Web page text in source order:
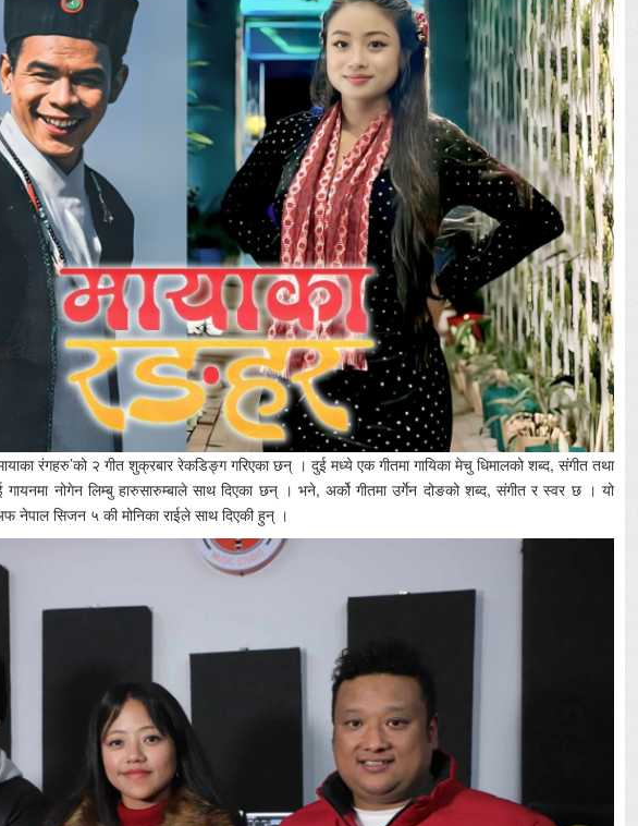
रंगहरु’को २ गीत शुक्रबार रेकडिङ्ग गरिएका छन् । दुई मध्ये एक गीतमा गायिका मेचु धिमालको शब्द, संगीत तथा
नोगेन लिम्बु हारुसारुम्बाले साथ दिएका छन् । भने, अर्को गीतमा उर्गेन दोङको शब्द, संगीत र स्वर छ । यो
नेपाल सिजन ५ की मोनिका राईले साथ दिएकी हुन् ।